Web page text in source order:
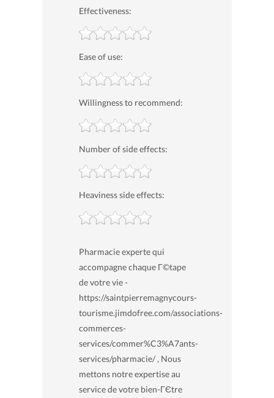
Effectiveness:
Ease of use:
Willingness to recommend:
Number of side effects:
Heaviness side effects:
Pharmacie experte qui
accompagne chaque Г©tape
de votre vie -
https://saintpierremagnycours-
tourisme.jimdofree.com/associations-
commerces-
services/commer%C3%A7ants-
services/pharmacie/ , Nous
mettons notre expertise au
service de votre bien-ГЄtre